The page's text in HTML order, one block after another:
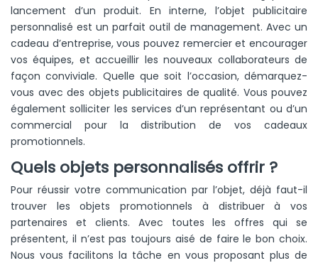
lancement d’un produit. En interne, l’objet publicitaire
personnalisé est un parfait outil de management. Avec un
cadeau d’entreprise, vous pouvez remercier et encourager
vos équipes, et accueillir les nouveaux collaborateurs de
façon conviviale. Quelle que soit l’occasion, démarquez-
vous avec des objets publicitaires de qualité. Vous pouvez
également solliciter les services d’un représentant ou d’un
commercial pour la distribution de vos cadeaux
promotionnels.
Quels objets personnalisés offrir ?
Pour réussir votre communication par l’objet, déjà faut-il
trouver les objets promotionnels à distribuer à vos
partenaires et clients. Avec toutes les offres qui se
présentent, il n’est pas toujours aisé de faire le bon choix.
Nous vous facilitons la tâche en vous proposant plus de